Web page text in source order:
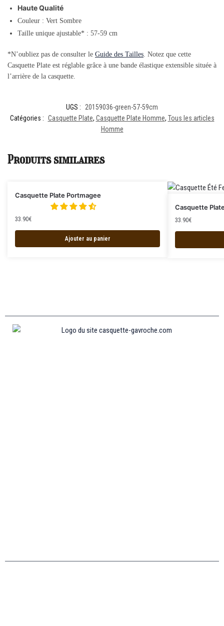
Haute Qualité
Couleur : Vert Sombre
Taille unique ajustable* : 57-59 cm
*N’oubliez pas de consulter le Guide des Tailles . Notez que cette
Casquette Plate est réglable grâce à une bande élastique extensible située à
l’arrière de la casquette.
UGS : 20159036-green-57-59cm
Catégories : Casquette Plate, Casquette Plate Homme, Tous les articles
Homme
Produits similaires
Casquette Plate Portmagee
33.90€
Ajouter au panier
Casquette
33.90€